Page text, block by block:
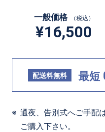
一般価格 （税込）
¥16,500
配送料無料 最短
通夜、告別式へご手配
ご購入下さい。